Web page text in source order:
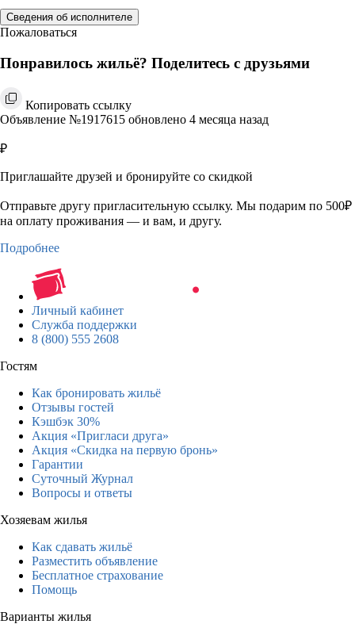
Сведения об исполнителе
Пожаловаться
Понравилось жильё? Поделитесь с друзьями
Копировать ссылку
Объявление №1917615 обновлено 4 месяца назад
₽
Приглашайте друзей и бронируйте со скидкой
Отправьте другу пригласительную ссылку. Мы подарим по 500₽
на оплату проживания — и вам, и другу.
Подробнее
Личный кабинет
Служба поддержки
8 (800) 555 2608
Гостям
Как бронировать жильё
Отзывы гостей
Кэшбэк 30%
Акция «Пригласи друга»
Акция «Скидка на первую бронь»
Гарантии
Суточный Журнал
Вопросы и ответы
Хозяевам жилья
Как сдавать жильё
Разместить объявление
Бесплатное страхование
Помощь
Варианты жилья